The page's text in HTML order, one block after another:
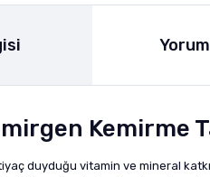
Kemirme
duyduğu vitamin ve mineral